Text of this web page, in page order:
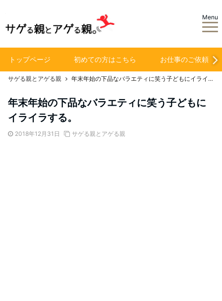
Menu
トップページ 初めての方はこちら お仕事のご依頼
サゲる親とアゲる親 年末年始の下品なバラエティに笑う子どもにイライラする。
年末年始の下品なバラエティに笑う子どもに
イライラする。
2018年12月31日 サゲる親とアゲる親